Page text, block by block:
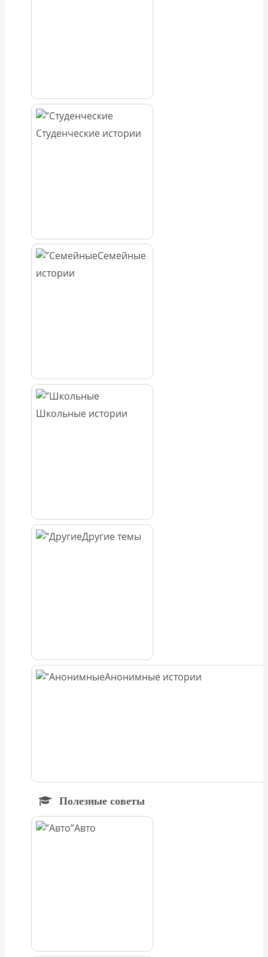
Студенческие истории
Семейные
истории
Школьные истории
Другие темы
Анонимные истории
Полезные советы
Авто